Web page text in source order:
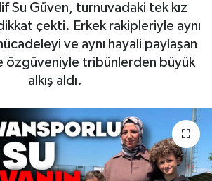
Su Güven, turnuvadaki tek kız
çekti. Erkek rakipleriyle aynı
ve aynı hayali paylaşan
özgüveniyle tribünlerden büyük
alkış aldı.